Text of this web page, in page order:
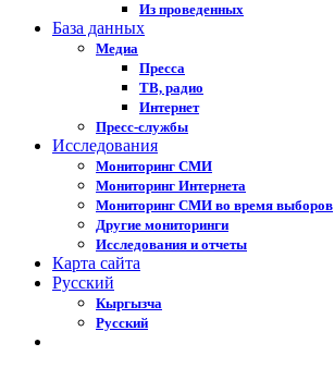
Из проведенных
База данных
Медиа
Пресса
ТВ, радио
Интернет
Пресс-службы
Исследования
Мониторинг СМИ
Мониторинг Интернета
Мониторинг СМИ во время выборов
Другие мониторинги
Исследования и отчеты
Карта сайта
Русский
Кыргызча
Русский